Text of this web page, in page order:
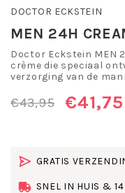
DOCTOR ECKSTEIN
MEN 24H
Doctor Eckstein MEN
crème die speciaal
verzorging van de
€43,95 €41,75
GRATIS
SNEL IN HUIS &